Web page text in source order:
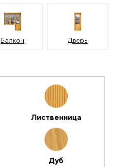
Балкон Дверь
Лиственница
Дуб